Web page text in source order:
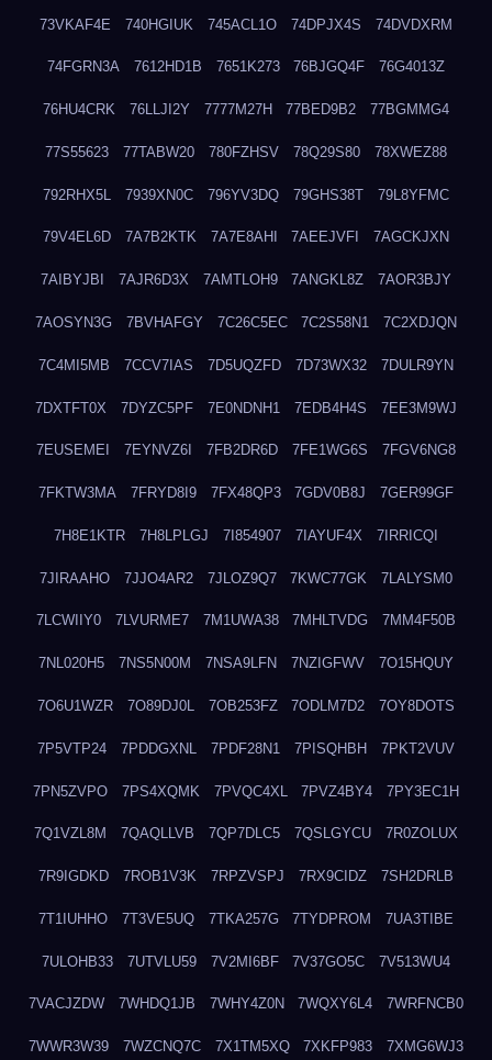
73VKAF4E 740HGIUK 745ACL1O 74DPJX4S 74DVDXRM
74FGRN3A 7612HD1B 7651K273 76BJGQ4F 76G4013Z
76HU4CRK 76LLJI2Y 7777M27H 77BED9B2 77BGMMG4
77S55623 77TABW20 780FZHSV 78Q29S80 78XWEZ88
792RHX5L 7939XN0C 796YV3DQ 79GHS38T 79L8YFMC
79V4EL6D 7A7B2KTK 7A7E8AHI 7AEEJVFI 7AGCKJXN
7AIBYJBI 7AJR6D3X 7AMTLOH9 7ANGKL8Z 7AOR3BJY
7AOSYN3G 7BVHAFGY 7C26C5EC 7C2S58N1 7C2XDJQN
7C4MI5MB 7CCV7IAS 7D5UQZFD 7D73WX32 7DULR9YN
7DXTFT0X 7DYZC5PF 7E0NDNH1 7EDB4H4S 7EE3M9WJ
7EUSEMEI 7EYNVZ6I 7FB2DR6D 7FE1WG6S 7FGV6NG8
7FKTW3MA 7FRYD8I9 7FX48QP3 7GDV0B8J 7GER99GF
7H8E1KTR 7H8LPLGJ 7I854907 7IAYUF4X 7IRRICQI
7JIRAAHO 7JJO4AR2 7JLOZ9Q7 7KWC77GK 7LALYSM0
7LCWIIY0 7LVURME7 7M1UWA38 7MHLTVDG 7MM4F50B
7NL020H5 7NS5N00M 7NSA9LFN 7NZIGFWV 7O15HQUY
7O6U1WZR 7O89DJ0L 7OB253FZ 7ODLM7D2 7OY8DOTS
7P5VTP24 7PDDGXNL 7PDF28N1 7PISQHBH 7PKT2VUV
7PN5ZVPO 7PS4XQMK 7PVQC4XL 7PVZ4BY4 7PY3EC1H
7Q1VZL8M 7QAQLLVB 7QP7DLC5 7QSLGYCU 7R0ZOLUX
7R9IGDKD 7ROB1V3K 7RPZVSPJ 7RX9CIDZ 7SH2DRLB
7T1IUHHO 7T3VE5UQ 7TKA257G 7TYDPROM 7UA3TIBE
7ULOHB33 7UTVLU59 7V2MI6BF 7V37GO5C 7V513WU4
7VACJZDW 7WHDQ1JB 7WHY4Z0N 7WQXY6L4 7WRFNCB0
7WWR3W39 7WZCNQ7C 7X1TM5XQ 7XKFP983 7XMG6WJ3